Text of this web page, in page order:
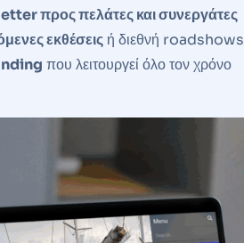
προς πελάτες και συνεργάτες
εκθέσεις ή διεθνή roadshows
που λειτουργεί όλο τον χρόνο